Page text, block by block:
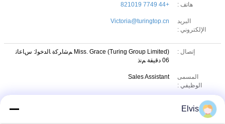
هاتف : +44 7749 821019
البريد
الإلكتروني :
Victoria@turingtop.cn
إتصال : Miss. Grace (Turing Group Limited) ﻢﺷﺍﺮﻛﺓ ﺎﻟﺪﺧﻮﻟ: ﺱﺎﻋﺎﺗ
06 دقيقة ﻢﻧﺫ
المسمى
الوظيفي :
Sales Assistant
Elvis